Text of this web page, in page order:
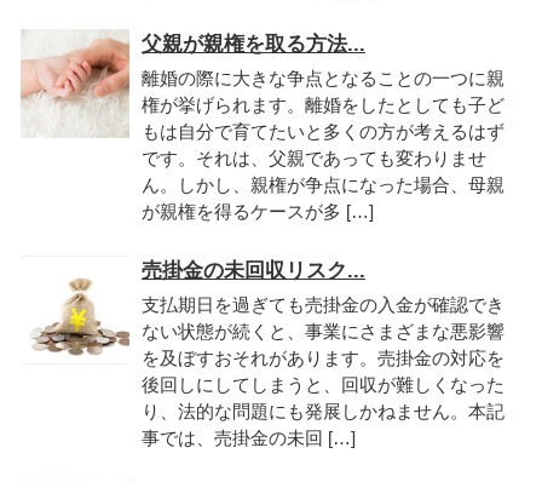
父親が親権を取る方法...
離婚の際に大きな争点となることの一つに親
権が挙げられます。離婚をしたとしても子ど
もは自分で育てたいと多くの方が考えるはず
です。それは、父親であっても変わりませ
ん。しかし、親権が争点になった場合、母親
が親権を得るケースが多 […]
売掛金の未回収リスク...
支払期日を過ぎても売掛金の入金が確認でき
ない状態が続くと、事業にさまざまな悪影響
を及ぼすおそれがあります。売掛金の対応を
後回しにしてしまうと、回収が難しくなった
り、法的な問題にも発展しかねません。本記
事では、売掛金の未回 […]